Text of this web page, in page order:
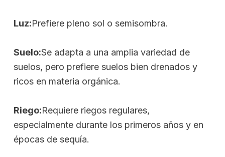
Luz:Prefiere pleno sol o semisombra.
Suelo:Se adapta a una amplia variedad de
suelos, pero prefiere suelos bien drenados y
ricos en materia orgánica.
Riego:Requiere riegos regulares,
especialmente durante los primeros años y en
épocas de sequía.